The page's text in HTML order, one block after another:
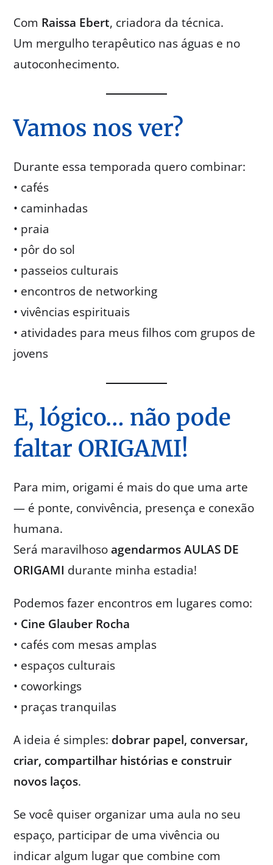
Com Raissa Ebert, criadora da técnica.
Um mergulho terapêutico nas águas e no
autoconhecimento.
Vamos nos ver?
Durante essa temporada quero combinar:
• cafés
• caminhadas
• praia
• pôr do sol
• passeios culturais
• encontros de networking
• vivências espirituais
• atividades para meus filhos com grupos de
jovens
E, lógico… não pode
faltar ORIGAMI!
Para mim, origami é mais do que uma arte
— é ponte, convivência, presença e conexão
humana.
Será maravilhosoagendarmos AULAS DE
ORIGAMI durante minha estadia!
Podemos fazer encontros em lugares como:
• Cine Glauber Rocha
• cafés com mesas amplas
• espaços culturais
• coworkings
• praças tranquilas
A ideia é simples: dobrar papel, conversar,
criar, compartilhar histórias e construir
novos laços.
Se você quiser organizar uma aula no seu
espaço, participar de uma vivência ou
indicar algum lugar que combine com